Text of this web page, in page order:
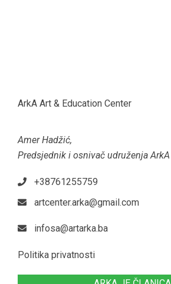
ArkA Art & Education Center
Amer Hadžić,
Predsjednik i osnivač udruženja ArkA
+38761255759
artcenter.arka@gmail.com
infosa@artarka.ba
Politika privatnosti